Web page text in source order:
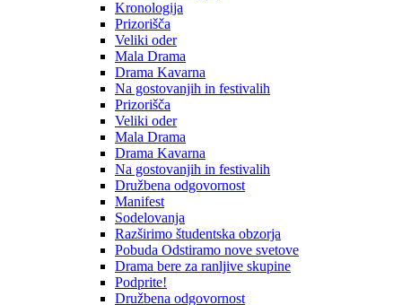
Kronologija
Prizorišča
Veliki oder
Mala Drama
Drama Kavarna
Na gostovanjih in festivalih
Prizorišča
Veliki oder
Mala Drama
Drama Kavarna
Na gostovanjih in festivalih
Družbena odgovornost
Manifest
Sodelovanja
Razširimo študentska obzorja
Pobuda Odstiramo nove svetove
Drama bere za ranljive skupine
Podprite!
Družbena odgovornost